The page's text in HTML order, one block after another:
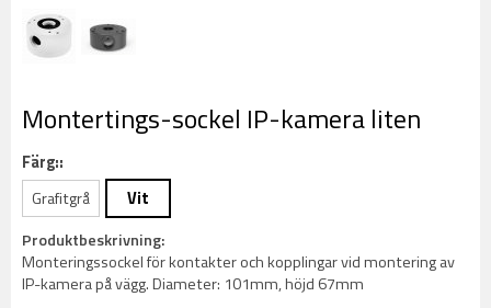
Montertings-sockel IP-kamera liten
Färg::
Grafitgrå
Vit
Produktbeskrivning:
Monteringssockel för kontakter och kopplingar vid montering av
IP-kamera på vägg. Diameter: 101mm, höjd 67mm